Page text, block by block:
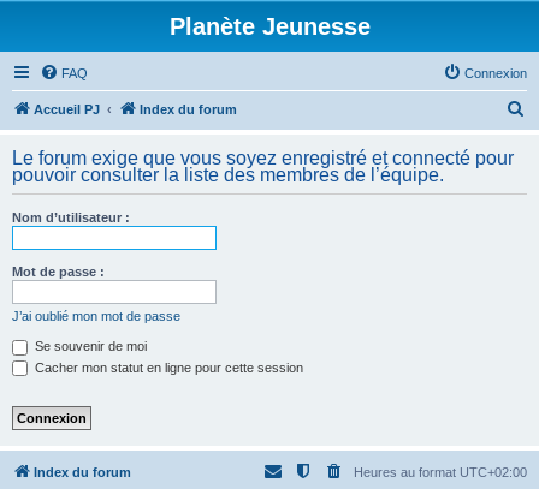
Planète Jeunesse
FAQ Connexion
Accueil PJ Index du forum
h
Le forum exige que vous soyez enregistré et connecté pour
pouvoir consulter la liste des membres de l’équipe.
Nom d’utilisateur :
Mot de passe :
J’ai oublié mon mot de passe
Se souvenir de moi
Cacher mon statut en ligne pour cette session
Index du forum Heures au format UTC+02:00